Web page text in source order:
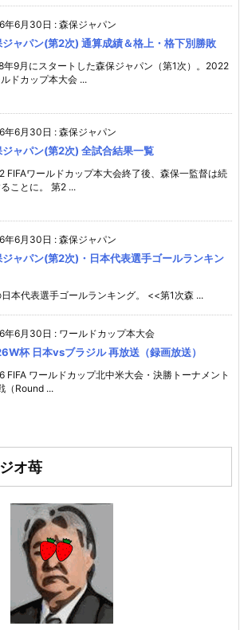
年6月30日 : 森保ジャパン
ジャパン(第2次) 通算成績＆格上・格下別勝敗
年9月にスタートした森保ジャパン（第1次）。2022
ドカップ本大会 ...
年6月30日 : 森保ジャパン
ジャパン(第2次) 全試合結果一覧
FIFAワールドカップ本大会終了後、森保一監督は続
ことに。 第2 ...
年6月30日 : 森保ジャパン
ジャパン(第2次)・日本代表選手ゴールランキン
本代表選手ゴールランキング。 <<第1次森 ...
年6月30日 : ワールドカップ本大会
杯 日本vsブラジル 再放送（録画放送）
FIFA ワールドカップ北中米大会・決勝トーナメント
（Round ...
オ苺